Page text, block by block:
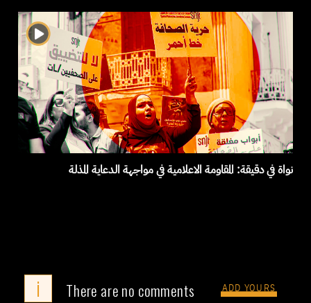
نواة في دقيقة: المقاومة الاعلامية في مواجهة الدعاية المذلة
i There are no comments ADD YOURS